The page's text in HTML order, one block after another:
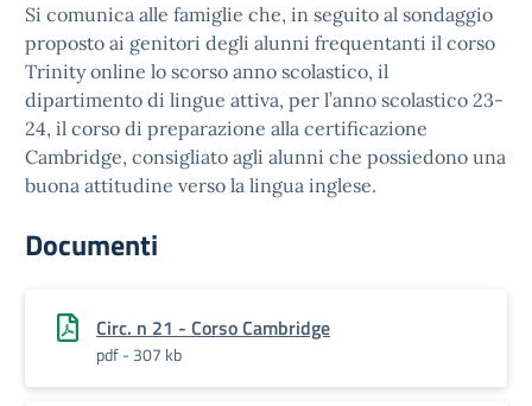
Si comunica alle famiglie che, in seguito al sondaggio
proposto ai genitori degli alunni frequentanti il corso
Trinity online lo scorso anno scolastico, il
dipartimento di lingue attiva, per l’anno scolastico 23-
24, il corso di preparazione alla certificazione
Cambridge, consigliato agli alunni che possiedono una
buona attitudine verso la lingua inglese.
Documenti
Circ. n 21 - Corso Cambridge
pdf - 307 kb